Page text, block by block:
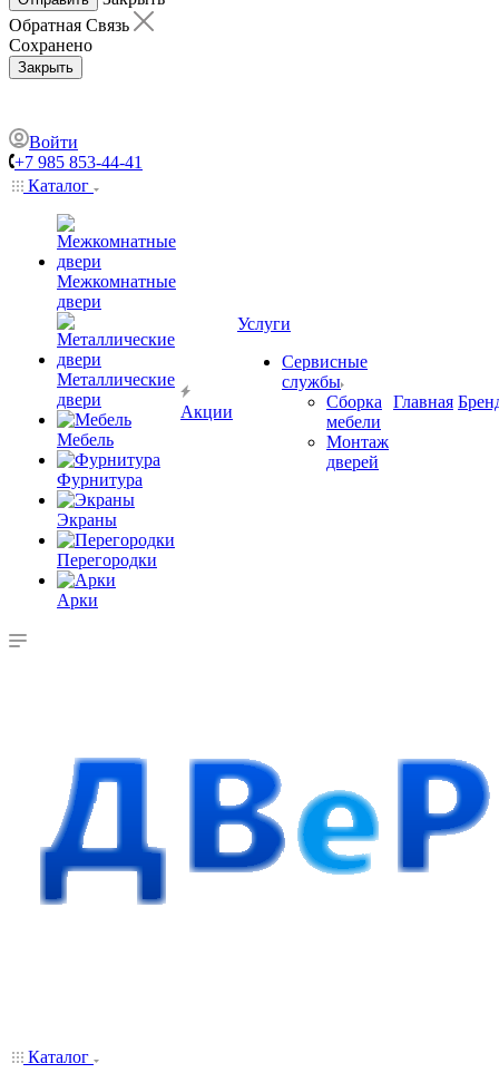
Обратная Связь
Сохранено
Закрыть
Войти
+7 985 853-44-41
Каталог
Межкомнатные
двери
Металлические
двери
Мебель
Фурнитура
Экраны
Перегородки
Арки
Акции
Услуги
Сервисные
службы
Сборка
мебели
Монтаж
дверей
Главная
Каталог